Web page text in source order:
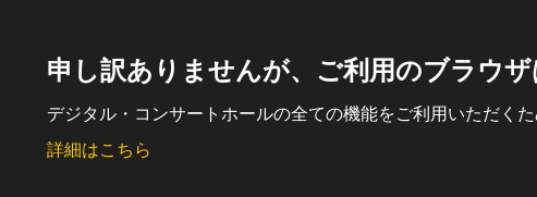
申し訳ありませんが、ご利用のブラウ
デジタル・コンサートホールの全ての機能をご利用いただく
詳細はこちら